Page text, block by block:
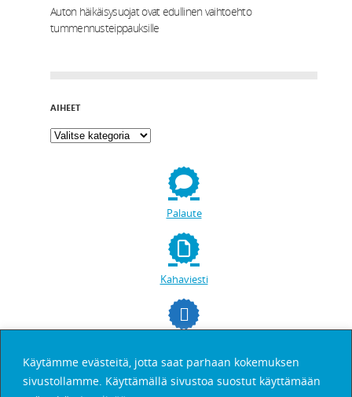
Käytämme evästeitä, jotta saat parhaan kokemuksen
sivustollamme. Käyttämällä sivustoa suostut käyttämään
Auton häikäisysuojat ovat edullinen vaihtoehto
tummennusteippauksille
AIHEET
Palaute
Kahaviesti